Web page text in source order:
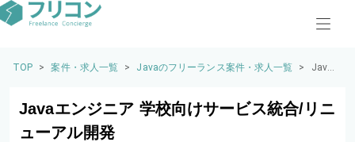
TOP > 案件・求人一覧 > Javaのフリーランス案件・求人一覧 >
Java
ア 学
Javaエンジニア 学校向けサービス統合/リニ
ューアル開発